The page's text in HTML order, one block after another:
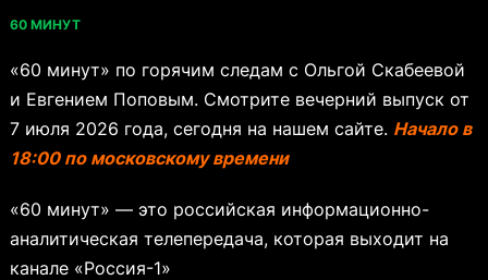
60 МИНУТ
«60 минут» по горячим следам с Ольгой Скабеевой
и Евгением Поповым. Смотрите вечерний выпуск от
7 июля 2026 года, сегодня на нашем сайте. Начало в
18:00 по московскому времени
«60 минут» — это российская информационно-
аналитическая телепередача, которая выходит на
канале «Россия-1»